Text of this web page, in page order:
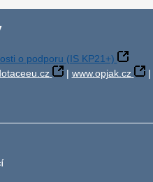
o podporu (IS KP21+)
| www.opjak.cz |